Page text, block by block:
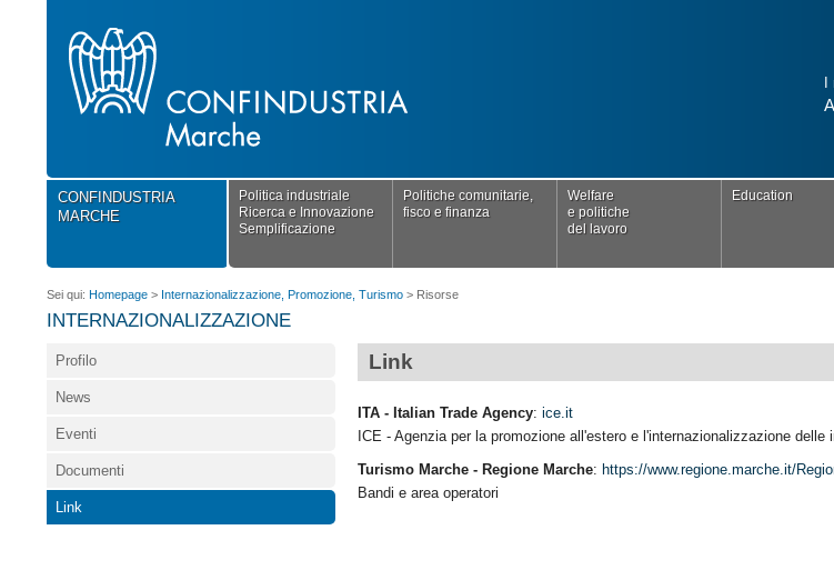
CONFINDUSTRIA
MARCHE
Politica industriale
Ricerca e Innovazione
Semplificazione
Politiche comunitarie,
fisco e finanza
Welfare
e politiche
del lavoro
Education
Sei qui: Homepage > Internazionalizzazione, Promozione, Turismo > Risorse
INTERNAZIONALIZZAZIONE
Link
ITA - Italian Trade Agency: ice.it
ICE - Agenzia per la promozione all'estero e l'internazionalizzazione delle
Turismo Marche - Regione Marche: https://www.regione.marche.it/
Bandi e area operatori
Profilo
News
Eventi
Documenti
Link